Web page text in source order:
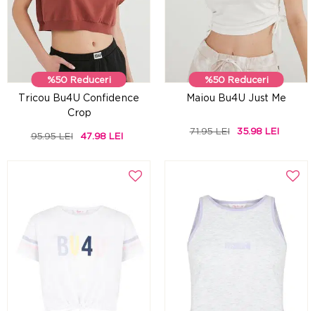
%50 Reduceri
Tricou Bu4U Confidence
Crop
95.95 LEI 47.98 LEI
%50 Reduceri
Maiou Bu4U Just Me
71.95 LEI 35.98 LEI